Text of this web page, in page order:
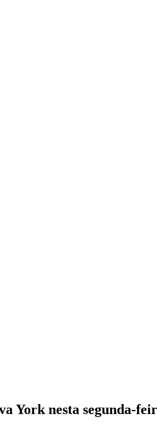
York nesta segunda-